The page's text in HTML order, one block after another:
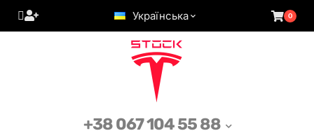
Українська 0
+38 067 104 55 88